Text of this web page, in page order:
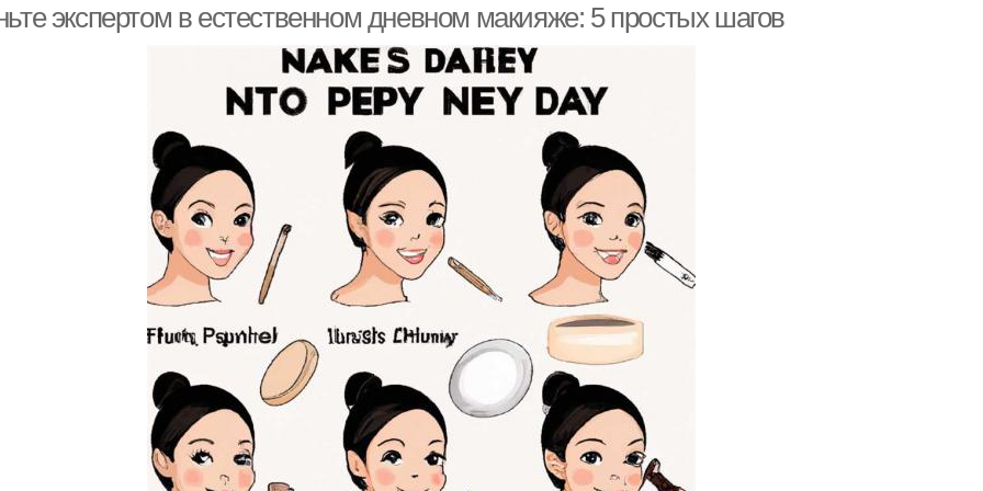
экспертом в естественном дневном макияже: 5 простых шагов